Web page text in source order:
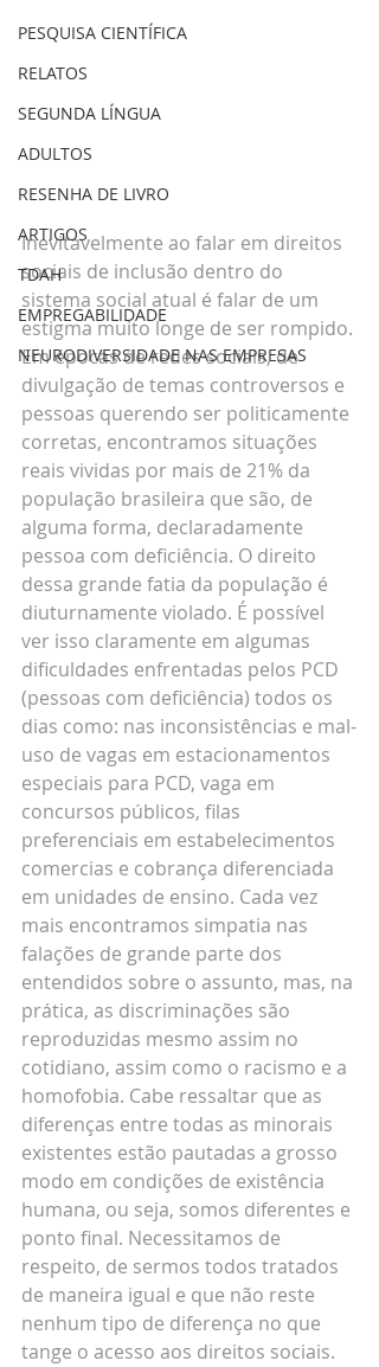
PESQUISA CIENTÍFICA
RELATOS
SEGUNDA LÍNGUA
ADULTOS
RESENHA DE LIVRO
ARTIGOS
TDAH
EMPREGABILIDADE
NEURODIVERSIDADE NAS EMPRESAS
Inevitavelmente ao falar em direitos
sociais de inclusão dentro do
sistema social atual é falar de um
estigma muito longe de ser rompido.
Em épocas de redes sociais, de
divulgação de temas controversos e
pessoas querendo ser politicamente
corretas, encontramos situações
reais vividas por mais de 21% da
população brasileira que são, de
alguma forma, declaradamente
pessoa com deficiência. O direito
dessa grande fatia da população é
diuturnamente violado. É possível
ver isso claramente em algumas
dificuldades enfrentadas pelos PCD
(pessoas com deficiência) todos os
dias como: nas inconsistências e mal-
uso de vagas em estacionamentos
especiais para PCD, vaga em
concursos públicos, filas
preferenciais em estabelecimentos
comercias e cobrança diferenciada
em unidades de ensino. Cada vez
mais encontramos simpatia nas
falações de grande parte dos
entendidos sobre o assunto, mas, na
prática, as discriminações são
reproduzidas mesmo assim no
cotidiano, assim como o racismo e a
homofobia. Cabe ressaltar que as
diferenças entre todas as minorais
existentes estão pautadas a grosso
modo em condições de existência
humana, ou seja, somos diferentes e
ponto final. Necessitamos de
respeito, de sermos todos tratados
de maneira igual e que não reste
nenhum tipo de diferença no que
tange o acesso aos direitos sociais.